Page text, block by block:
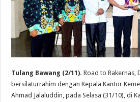
Tulang Bawang (2/11). Road to Rakernas,
bersilaturrahim dengan Kepala Kantor
Ahmad Jalaluddin, pada Selasa (31/10), di